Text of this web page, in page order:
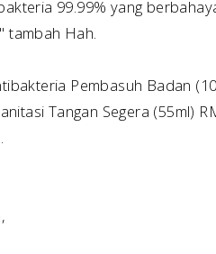
99.99% yang
tambah Hah.
Pembasuh Badan
Tangan Segera (55ml)